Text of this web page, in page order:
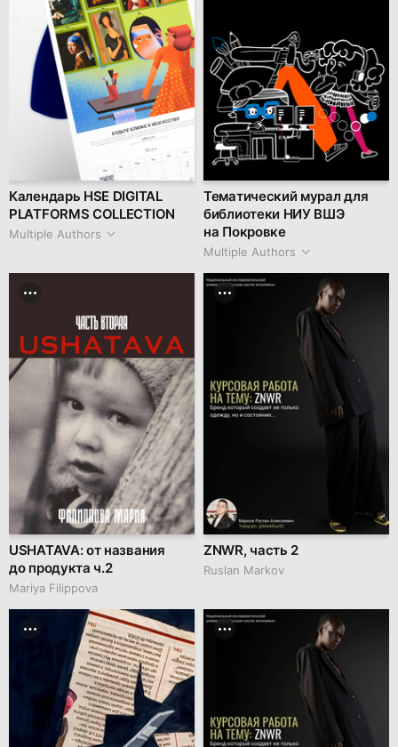
Календарь HSE DIGITAL
PLATFORMS COLLECTION
Multiple Authors
Тематический мурал для
библиотеки НИУ ВШЭ
на Покровке
Multiple Authors
USHATAVA: от названия
до продукта ч.2
Mariya Filippova
ZNWR, часть 2
Ruslan Markov